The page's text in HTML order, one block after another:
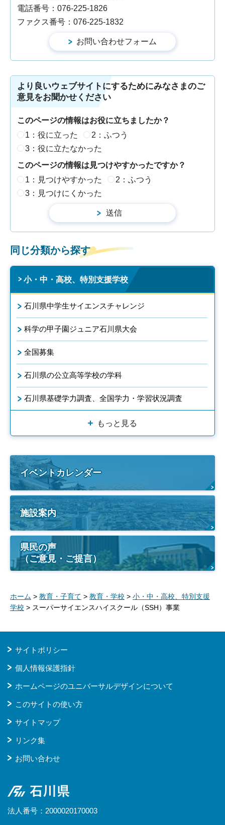
電話番号：076-225-1826
ファクス番号：076-225-1832
より良いウェブサイトにするためにみなさまのご
意見をお聞かせください
このページの情報はお役に立ちましたか？
1：役に立った
2：ふつう
3：役に立たなかった
このページの情報は見つけやすかったですか？
1：見つけやすかった
2：ふつう
3：見つけにくかった
同じ分類から探す
小・中・高校、特別支援学校
石川県中学生サイエンスチャレンジ
科学の甲子園ジュニア石川県大会
全国募集
石川県の公立高等学校の学科
石川県基礎学力調査、全国学力・学習状況調査
もっと見る
イベントカレンダー
施設案内
県民の声
（ご意見・ご提言）
ホーム > 教育・子育て > 教育・学校 > 小・中・高校、特別支援
学校 > スーパーサイエンスハイスクール（SSH）事業
サイトポリシー
個人情報保護指針
ホームページのユニバーサルデザインについて
このサイトの使い方
サイトマップ
リンク集
お問い合わせ
石川県
法人番号：2000020170003